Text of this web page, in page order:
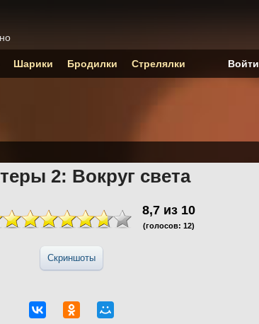
2: Вокруг света
8,7 из 10
(голосов: 12)
Скриншоты
Шарики Бродилки Стрелялки Войти